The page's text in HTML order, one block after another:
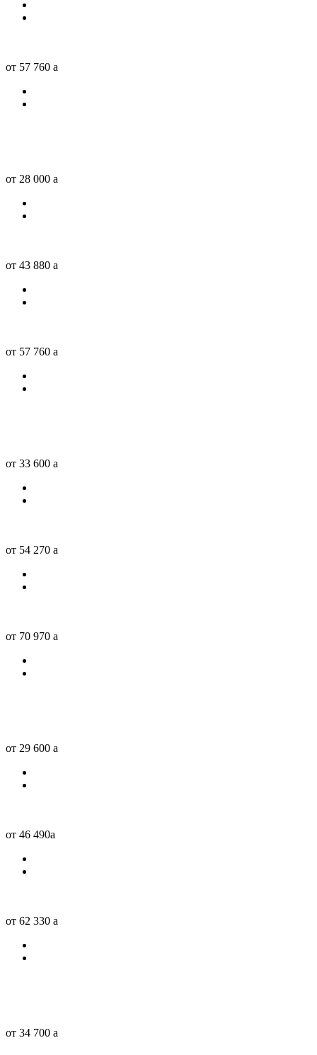
от 57 760 a
от 28 000 a
от 43 880 a
от 57 760 a
от 33 600 a
от 54 270 a
от 70 970 a
от 29 600 a
от 46 490a
от 62 330 a
от 34 700 a